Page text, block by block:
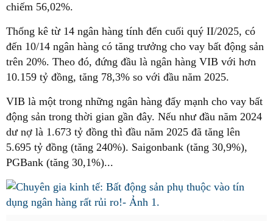
chiếm 56,02%.
Thống kê từ 14 ngân hàng tính đến cuối quý II/2025, có
đến 10/14 ngân hàng có tăng trưởng cho vay bất động sản
trên 20%. Theo đó, đứng đầu là ngân hàng VIB với hơn
10.159 tỷ đồng, tăng 78,3% so với đầu năm 2025.
VIB là một trong những ngân hàng đẩy mạnh cho vay bất
động sản trong thời gian gần đây. Nếu như đầu năm 2024
dư nợ là 1.673 tỷ đồng thì đầu năm 2025 đã tăng lên
5.695 tỷ đồng (tăng 240%). Saigonbank (tăng 30,9%),
PGBank (tăng 30,1%)...